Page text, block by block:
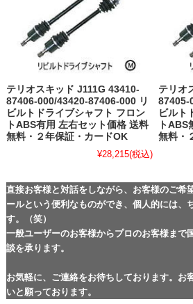
テリオスキッド J111G 43410-
87406-000/43420-87406-000 リ
ビルトドライブシャフト フロン
トABS有用 左右セット価格 送料
無料・２年保証・カードOK
¥28,215(税込)
テリオ
87405-
ビルト
トABS
無料・
直接お客様と対話をしながら、お客様のご希
ールという便利なものができ、個人的には、
す。（笑）
一般ユーザーのお客様からプロのお客様まで
談を承ります。
お気軽に、ご連絡をお待ちしております。お
いと願っております。